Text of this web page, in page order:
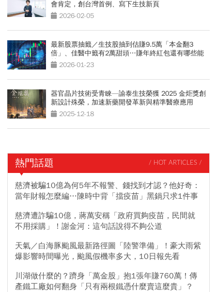
會肯定，創台灣首例、寫下生技新頁
2026-02-05
最新股票抽籤／生技股抽到估賺9.5萬「本金翻3
倍」、佳醫中籤有2萬甜頭…賺年終紅包還有哪些能
抽？2026-01-23
器官晶片技術受青睞—諭泰生技榮獲 2025 金炬獎創
新設計殊榮，加速新藥開發革新與精準醫療應用
2025-12-18
熱門話題 / HOT ARTICLES /
慈濟被騙10億為何5年不報警、錢找到才認？他好奇：
當年財報怎麼編…陳時中背「擋疫苗」黑鍋只求1件事
慈濟遭詐騙10億，蔣萬安稱「政府買夠疫苗，民間就
不用採購」！謝金河：這句話說得不夠公道
天氣／白海豚颱風最新路徑圖「陸警準備」！豪大雨紫
爆影響時間曝光，颱風假機率多大，10日報先看
川湖做什麼的？躋身「萬金股」抱1張年賺760萬！傳
產鐵工廠如何翻身「只有兩根鐵憑什麼賣這麼貴」？